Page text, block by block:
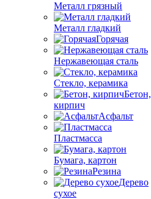
Металл грязный
Металл гладкий
Горячая
Нержавеющая сталь
Стекло, керамика
Бетон,
кирпич
Асфальт
Пластмасса
Бумага, картон
Резина
Дерево
сухое